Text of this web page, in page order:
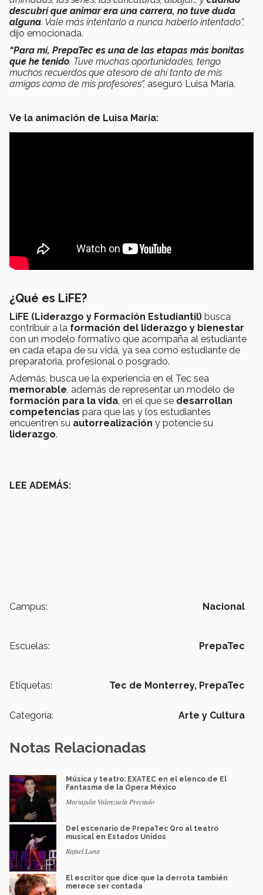
descubrí que animar era una carrera, no tuve duda
alguna. Vale más intentarlo a nunca haberlo intentado”,
dijo emocionada.
“Para mí, PrepaTec es una de las etapas más bonitas
que he tenido. Tuve muchas oportunidades, tengo
muchos recuerdos que atesoro de ahí tanto de mis
amigos como de mis profesores”, aseguró Luisa María.
Ve la animación de Luisa María:
¿Qué es LiFE?
LiFE (Liderazgo y Formación Estudiantil) busca
contribuir a la formación del liderazgo y bienestar
con un modelo formativo que acompaña al estudiante
en cada etapa de su vida, ya sea como estudiante de
preparatoria, profesional o posgrado.
Además, busca ue la experiencia en el Tec sea
memorable, además de representar un modelo de
formación para la vida, en el que se desarrollan
competencias para que las y los estudiantes
encuentren su autorrealización y potencie su
liderazgo.
LEE ADEMÁS:
Campus: Nacional
Escuelas: PrepaTec
Etiquetas: Tec de Monterrey, PrepaTec
Categoría: Arte y Cultura
Notas Relacionadas
Música y teatro: EXATEC en el elenco de El
Fantasma de la Ópera México
Mariajulia Valenzuela Preciado
Del escenario de PrepaTec Qro al teatro
musical en Estados Unidos
Rafael Luna
El escritor que dice que la derrota también
merece ser contada